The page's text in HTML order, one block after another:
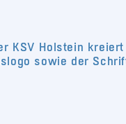
KSV Holstein
sowie der